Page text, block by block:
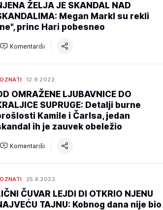
ŽELJA JE SKANDAL NAD
Megan Markl su rekli
princ Hari pobesneo
Komentariši
12.9.2022.
OMRAŽENE LJUBAVNICE DO
SUPRUGE: Detalji burne
Kamile i Čarlsa, jedan
ih je zauvek obeležio
Komentariši
25.8.2022.
ČUVAR LEJDI DI OTKRIO NJENU
TAJNU: Kobnog dana nije bio